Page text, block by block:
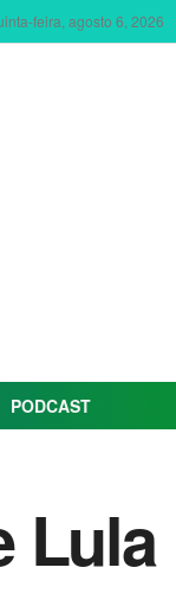
feira, agosto 6, 2026
PODCAST
Lula